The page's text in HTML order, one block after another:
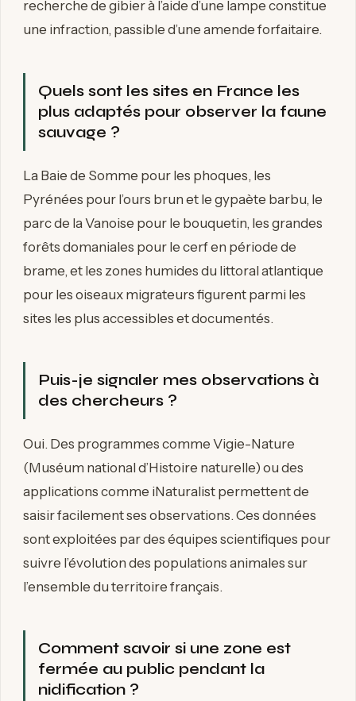
recherche de gibier à l’aide d’une lampe constitue
une infraction, passible d’une amende forfaitaire.
Quels sont les sites en France les
plus adaptés pour observer la faune
sauvage ?
La Baie de Somme pour les phoques, les
Pyrénées pour l’ours brun et le gypaète barbu, le
parc de la Vanoise pour le bouquetin, les grandes
forêts domaniales pour le cerf en période de
brame, et les zones humides du littoral atlantique
pour les oiseaux migrateurs figurent parmi les
sites les plus accessibles et documentés.
Puis-je signaler mes observations à
des chercheurs ?
Oui. Des programmes comme Vigie-Nature
(Muséum national d’Histoire naturelle) ou des
applications comme iNaturalist permettent de
saisir facilement ses observations. Ces données
sont exploitées par des équipes scientifiques pour
suivre l’évolution des populations animales sur
l’ensemble du territoire français.
Comment savoir si une zone est
fermée au public pendant la
nidification ?